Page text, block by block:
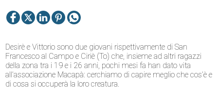
Desirè e Vittorio sono due giovani rispettivamente di San
Francesco al Campo e Ciriè (To) che, insieme ad altri ragazzi
della zona tra i 19 e i 26 anni, pochi mesi fa han dato vita
all’associazione Macapà: cerchiamo di capire meglio che cos’è e
di cosa si occuperà la loro creatura.